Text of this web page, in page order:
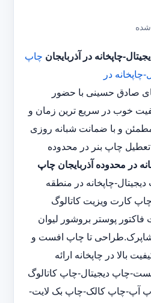
چاپخانه در آذربایجان چاپ
چاپخانه در
آقای صادق حسینی با حضور
خوب در سریع ترین زمان و
و با ضمانت شبانه روزی
چاپ بنر در محدوده
در محدوده آذربایجان چاپ
چاپخانه در منطقه
کارت ویزیت کاتالوگ
پوستر بروشور لیوان
شاپرک.طراحی تا چاپ افست و
بالا در چاپخانه ارائه
چاپ دیجیتال-چاپ کاتالوگ
آپ-چاپ کالک-چاپ بک لایت-